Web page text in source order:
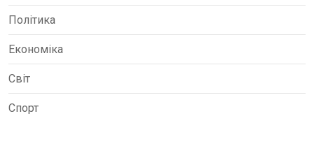
Політика
Економіка
Світ
Спорт